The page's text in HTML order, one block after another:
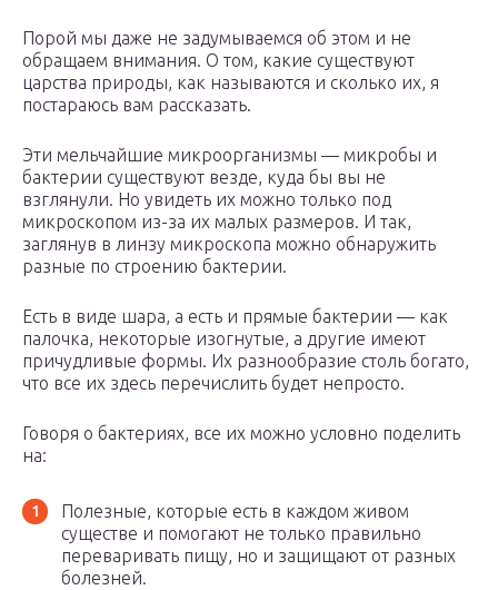
Порой мы даже не задумываемся об этом и не
обращаем внимания. О том, какие существуют
царства природы, как называются и сколько их, я
постараюсь вам рассказать.
Эти мельчайшие микроорганизмы — микробы и
бактерии существуют везде, куда бы вы не
взглянули. Но увидеть их можно только под
микроскопом из-за их малых размеров. И так,
заглянув в линзу микроскопа можно обнаружить
разные по строению бактерии.
Есть в виде шара, а есть и прямые бактерии — как
палочка, некоторые изогнутые, а другие имеют
причудливые формы. Их разнообразие столь богато,
что все их здесь перечислить будет непросто.
Говоря о бактериях, все их можно условно поделить
на:
Полезные, которые есть в каждом живом
существе и помогают не только правильно
переваривать пищу, но и защищают от разных
болезней.